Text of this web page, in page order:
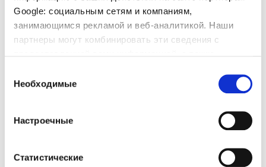
Google: социальным сетям и компаниям,
занимающимся рекламой и веб-аналитикой. Наши
партнеры могут комбинировать эти сведения с
вами их сервисов.
согласия
Необходимые
Настроечные
Статистические
находиться менее чем в 2 часах езды от
Барселоны. Вы сможете легко посетить город
Барселону и в то же время отдохнуть в
скалистыми бухтами. Вас ждут Саграда Фамилия,